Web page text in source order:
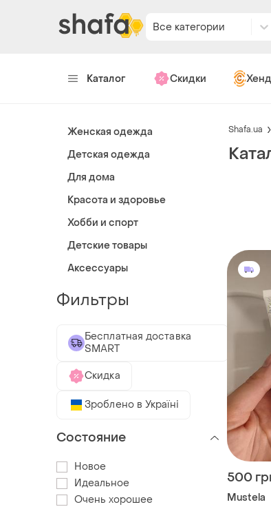
Все категории
Каталог Скидки
Shafa.ua
500
Mustela
Женская одежда
Детская одежда
Для дома
Красота и здоровье
Хобби и спорт
Детские товары
Аксессуары
Фильтры
Бесплатная доставка
SMART
Скидка
Зроблено в Україні
Состояние
Новое
Идеальное
Очень хорошее